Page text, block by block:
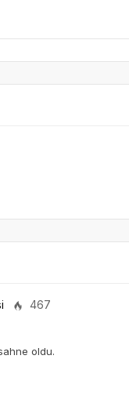
467
oldu.